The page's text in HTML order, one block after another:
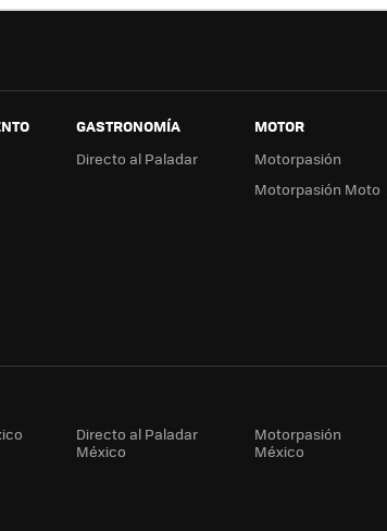
GASTRONOMÍA
Directo al Paladar
MOTOR
Motorpasión
Motorpasión Moto
Directo al Paladar
México
Motorpasión
México